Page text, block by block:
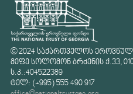
© 2024 საქართველოს
მეფე სოლომონ ბრძენის ქ.33,
ს.კ.:404522389
ტელ: (+995) 555 490 917